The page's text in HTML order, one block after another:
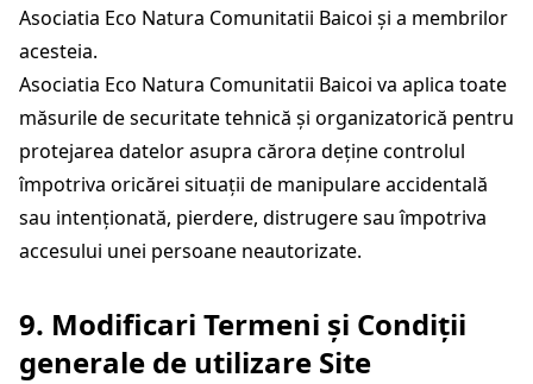
Asociatia Eco Natura Comunitatii Baicoi și a membrilor
acesteia.
Asociatia Eco Natura Comunitatii Baicoi va aplica toate
măsurile de securitate tehnică și organizatorică pentru
protejarea datelor asupra cărora deține controlul
împotriva oricărei situații de manipulare accidentală
sau intenționată, pierdere, distrugere sau împotriva
accesului unei persoane neautorizate.
9. Modificari Termeni și Condiții
generale de utilizare Site